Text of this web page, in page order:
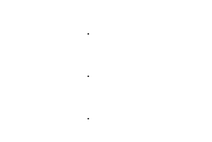
.
.
.